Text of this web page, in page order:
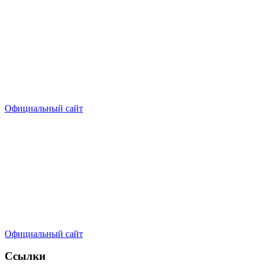
Официальный сайт
Официальный сайт
Ссылки